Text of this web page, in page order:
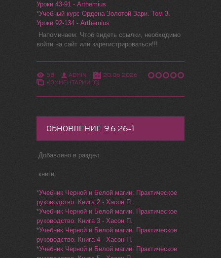
Уроки 43-91 - Arthemius
*Учебный курс Ордена Золотой Зари. Том 3.
Уроки 92-134 - Arthemius
Напоминаем: Чтоб видеть ссылки, необходимо
войти на сайт или зарегистрироваться!!!
58 ADMIN
20.06.2026
КОММЕНТАРИИ (0)
ОБНОВЛЕНИЕ 9.6.26-1
Добавлено в раздел
книги:
*Учебник Черной и Белой магии. Практическое
руководство. Книга 2 - Хасон П.
*Учебник Черной и Белой магии. Практическое
руководство. Книга 3 - Хасон П.
*Учебник Черной и Белой магии. Практическое
руководство. Книга 4 - Хасон П.
*Учебник Черной и Белой магии. Практическое